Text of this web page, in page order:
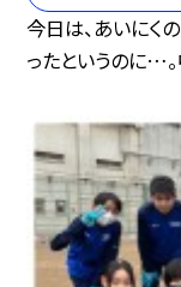
今日は、あいにく
ったというのに…